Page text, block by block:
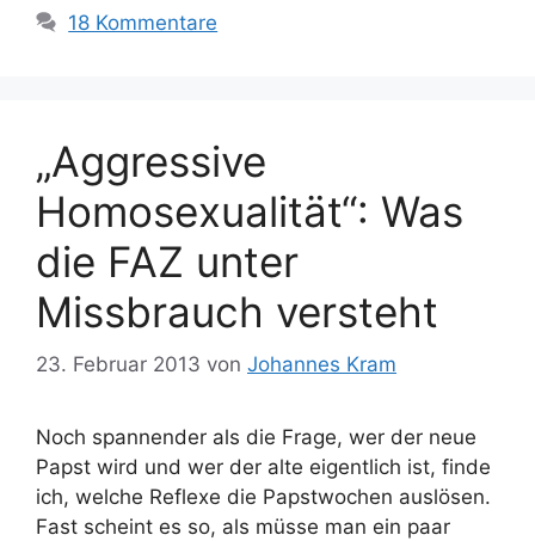
18 Kommentare
„Aggressive
Homosexualität“: Was
die FAZ unter
Missbrauch versteht
23. Februar 2013 von Johannes Kram
Noch spannender als die Frage, wer der neue
Papst wird und wer der alte eigentlich ist, finde
ich, welche Reflexe die Papstwochen auslösen.
Fast scheint es so, als müsse man ein paar